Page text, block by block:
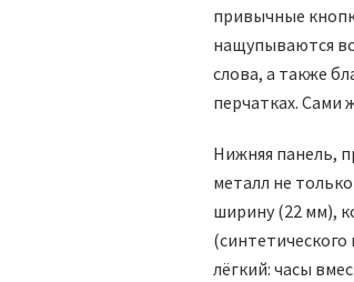
привычные
нащупываются
слова, а также
перчатках. Сами
Нижняя панель,
металл не
ширину (22 мм),
(синтетического
лёгкий: часы